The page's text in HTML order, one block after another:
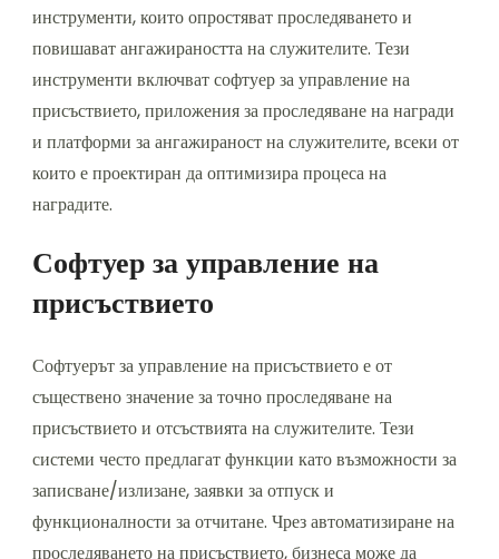
инструменти, които опростяват проследяването и
повишават ангажираността на служителите. Тези
инструменти включват софтуер за управление на
присъствието, приложения за проследяване на награди
и платформи за ангажираност на служителите, всеки от
които е проектиран да оптимизира процеса на
наградите.
Софтуер за управление на
присъствието
Софтуерът за управление на присъствието е от
съществено значение за точно проследяване на
присъствието и отсъствията на служителите. Тези
системи често предлагат функции като възможности за
записване/излизане, заявки за отпуск и
функционалности за отчитане. Чрез автоматизиране на
проследяването на присъствието, бизнеса може да